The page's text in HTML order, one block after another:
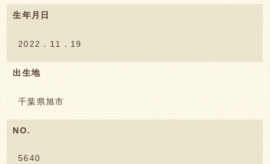
生年月日
2022．11．19
出生地
千葉県旭市
NO.
5640